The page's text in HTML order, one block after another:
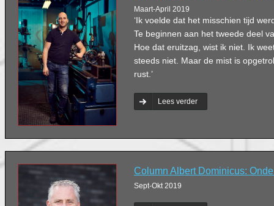
Maart-April 2019
‘Ik voelde dat het misschien tijd
Te beginnen aan het tweede deel
Hoe dat eruitzag, wist ik niet. Ik
steeds niet. Maar de mist is
rust.’
Lees verder
Column Albert Dominicus:
Sept-Okt 2019